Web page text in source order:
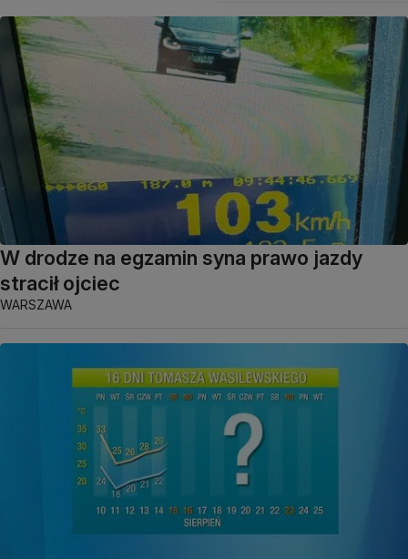
W drodze na egzamin syna prawo jazdy
stracił ojciec
WARSZAWA